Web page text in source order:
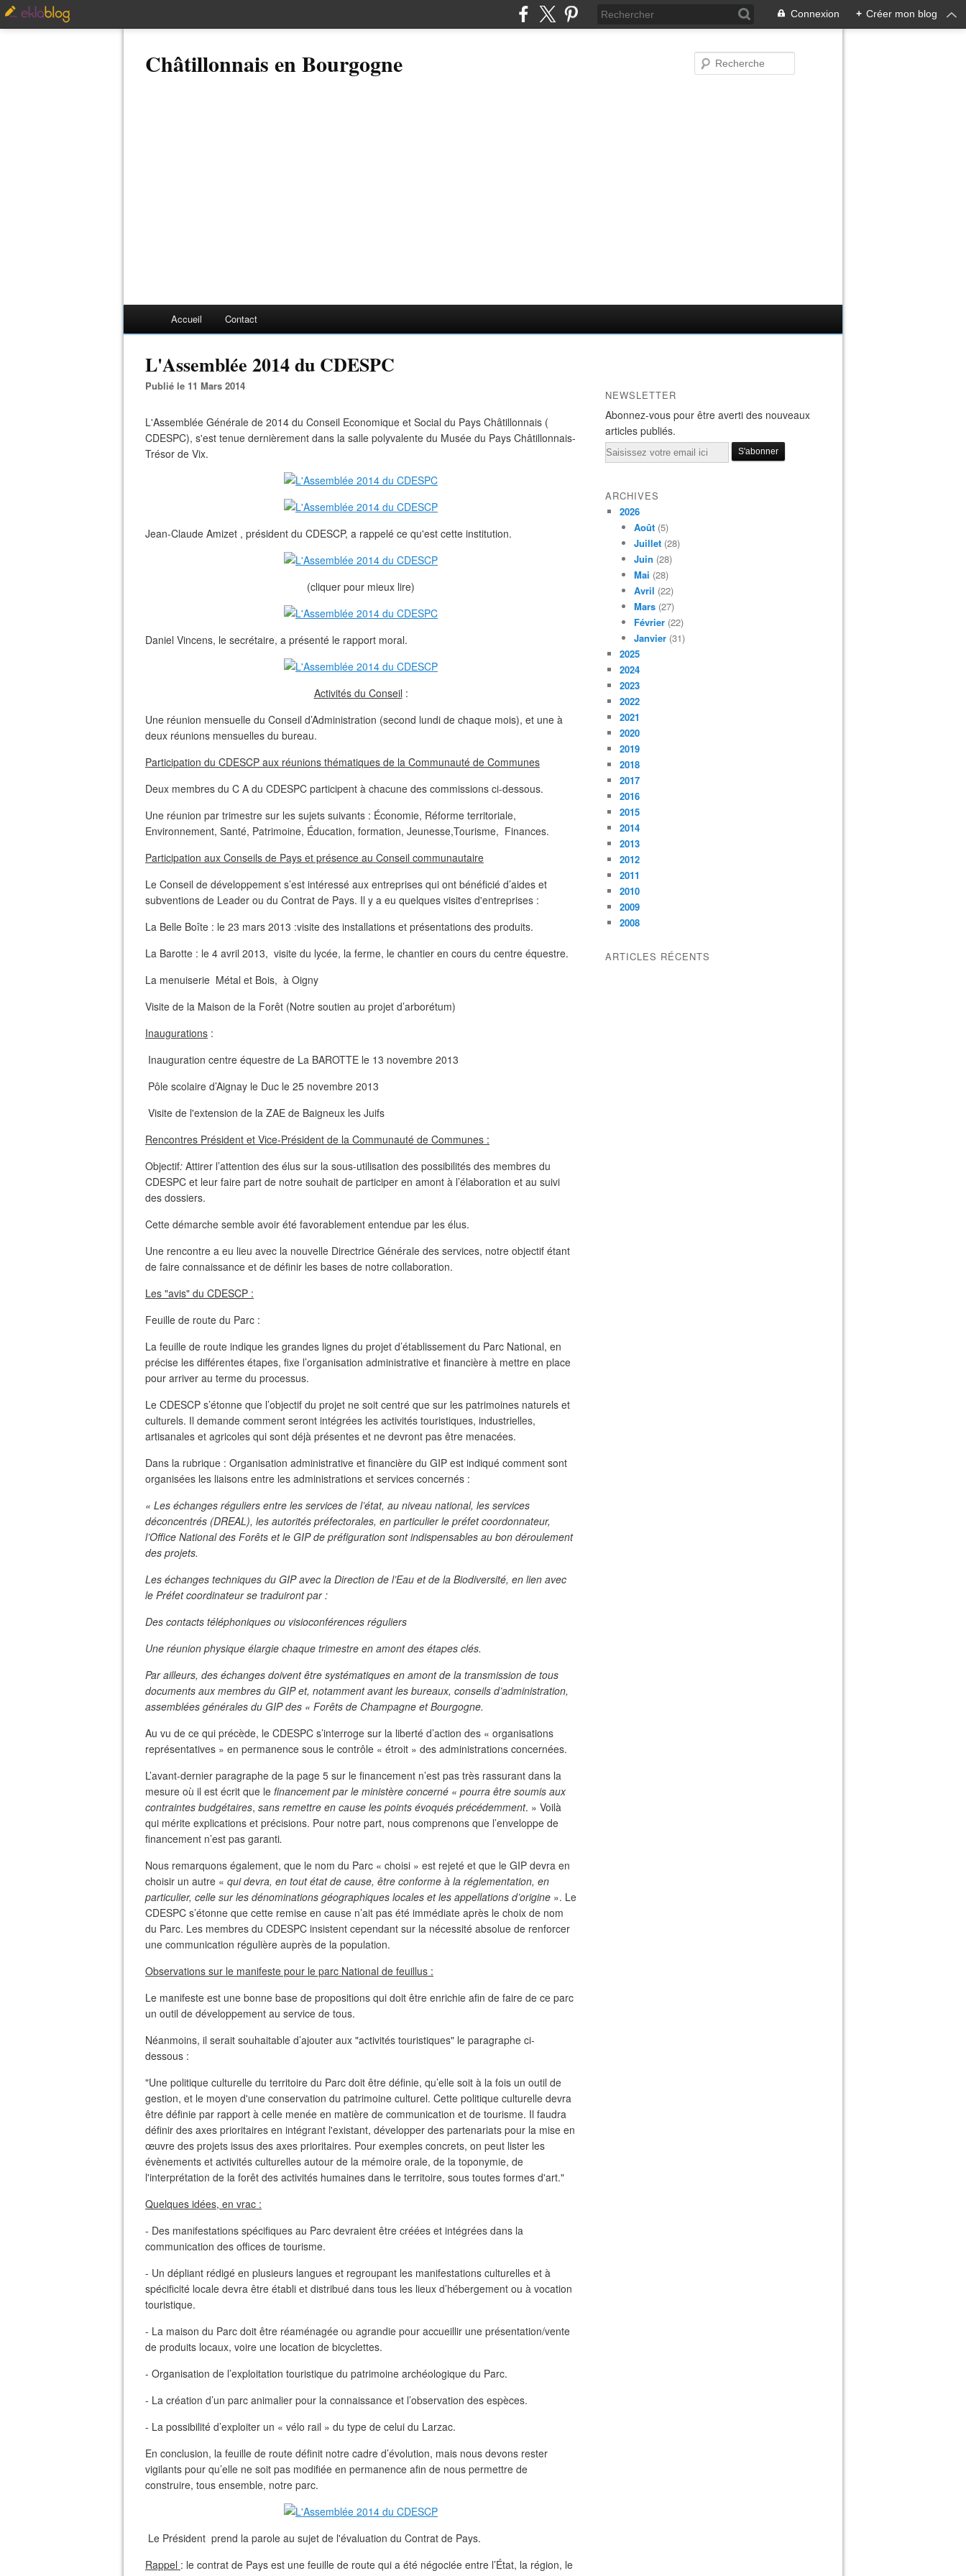
Connexion + Créer mon blog
Châtillonnais en Bourgogne
Accueil Contact
L'Assemblée 2014 du CDESPC
Publié le 11 Mars 2014
L'Assemblée Générale de 2014 du Conseil Economique et Social du Pays Châtillonnais (
CDESPC), s'est tenue dernièrement dans la salle polyvalente du Musée du Pays Châtillonnais-
Trésor de Vix.
Jean-Claude Amizet , président du CDESCP, a rappelé ce qu'est cette institution.
(cliquer pour mieux lire)
Daniel Vincens, le secrétaire, a présenté le rapport moral.
Activités du Conseil :
Une réunion mensuelle du Conseil d’Administration (second lundi de chaque mois), et une à
deux réunions mensuelles du bureau.
Participation du CDESCP aux réunions thématiques de la Communauté de Communes
Deux membres du C A du CDESPC participent à chacune des commissions ci-dessous.
Une réunion par trimestre sur les sujets suivants : Économie, Réforme territoriale,
Environnement, Santé, Patrimoine, Éducation, formation, Jeunesse,Tourisme, Finances.
Participation aux Conseils de Pays et présence au Conseil communautaire
Le Conseil de développement s’est intéressé aux entreprises qui ont bénéficié d’aides et
subventions de Leader ou du Contrat de Pays. Il y a eu quelques visites d'entreprises :
La Belle Boîte : le 23 mars 2013 :visite des installations et présentations des produits.
La Barotte : le 4 avril 2013, visite du lycée, la ferme, le chantier en cours du centre équestre.
La menuiserie Métal et Bois, à Oigny
Visite de la Maison de la Forêt (Notre soutien au projet d’arborétum)
Inaugurations :
Inauguration centre équestre de La BAROTTE le 13 novembre 2013
Pôle scolaire d’Aignay le Duc le 25 novembre 2013
Visite de l'extension de la ZAE de Baigneux les Juifs
Rencontres Président et Vice-Président de la Communauté de Communes :
Objectif: Attirer l’attention des élus sur la sous-utilisation des possibilités des membres du
CDESPC et leur faire part de notre souhait de participer en amont à l’élaboration et au suivi
des dossiers.
Cette démarche semble avoir été favorablement entendue par les élus.
Une rencontre a eu lieu avec la nouvelle Directrice Générale des services, notre objectif étant
de faire connaissance et de définir les bases de notre collaboration.
Les "avis" du CDESCP :
Feuille de route du Parc :
La feuille de route indique les grandes lignes du projet d’établissement du Parc National, en
précise les différentes étapes, fixe l’organisation administrative et financière à mettre en place
pour arriver au terme du processus.
Le CDESCP s’étonne que l’objectif du projet ne soit centré que sur les patrimoines naturels et
culturels. Il demande comment seront intégrées les activités touristiques, industrielles,
artisanales et agricoles qui sont déjà présentes et ne devront pas être menacées.
Dans la rubrique : Organisation administrative et financière du GIP est indiqué comment sont
organisées les liaisons entre les administrations et services concernés :
« Les échanges réguliers entre les services de l’état, au niveau national, les services
déconcentrés (DREAL), les autorités préfectorales, en particulier le préfet coordonnateur,
l’Office National des Forêts et le GIP de préfiguration sont indispensables au bon déroulement
des projets.
Les échanges techniques du GIP avec la Direction de l’Eau et de la Biodiversité, en lien avec
le Préfet coordinateur se traduiront par :
Des contacts téléphoniques ou visioconférences réguliers
Une réunion physique élargie chaque trimestre en amont des étapes clés.
Par ailleurs, des échanges doivent être systématiques en amont de la transmission de tous
documents aux membres du GIP et, notamment avant les bureaux, conseils d’administration,
assemblées générales du GIP des « Forêts de Champagne et Bourgogne.
Au vu de ce qui précède, le CDESPC s’interroge sur la liberté d’action des « organisations
représentatives » en permanence sous le contrôle « étroit » des administrations concernées.
L’avant-dernier paragraphe de la page 5 sur le financement n’est pas très rassurant dans la
mesure où il est écrit que le financement par le ministère concerné « pourra être soumis aux
contraintes budgétaires, sans remettre en cause les points évoqués précédemment. » Voilà
qui mérite explications et précisions. Pour notre part, nous comprenons que l’enveloppe de
financement n’est pas garanti.
Nous remarquons également, que le nom du Parc « choisi » est rejeté et que le GIP devra en
choisir un autre « qui devra, en tout état de cause, être conforme à la réglementation, en
particulier, celle sur les dénominations géographiques locales et les appellations d’origine ». Le
CDESPC s’étonne que cette remise en cause n’ait pas été immédiate après le choix de nom
du Parc. Les membres du CDESPC insistent cependant sur la nécessité absolue de renforcer
une communication régulière auprès de la population.
Observations sur le manifeste pour le parc National de feuillus :
Le manifeste est une bonne base de propositions qui doit être enrichie afin de faire de ce parc
un outil de développement au service de tous.
Néanmoins, il serait souhaitable d’ajouter aux "activités touristiques" le paragraphe ci-
dessous :
"Une politique culturelle du territoire du Parc doit être définie, qu’elle soit à la fois un outil de
gestion, et le moyen d'une conservation du patrimoine culturel. Cette politique culturelle devra
être définie par rapport à celle menée en matière de communication et de tourisme. Il faudra
définir des axes prioritaires en intégrant l'existant, développer des partenariats pour la mise en
œuvre des projets issus des axes prioritaires. Pour exemples concrets, on peut lister les
évènements et activités culturelles autour de la mémoire orale, de la toponymie, de
l'interprétation de la forêt des activités humaines dans le territoire, sous toutes formes d'art."
Quelques idées, en vrac :
- Des manifestations spécifiques au Parc devraient être créées et intégrées dans la
communication des offices de tourisme.
- Un dépliant rédigé en plusieurs langues et regroupant les manifestations culturelles et à
spécificité locale devra être établi et distribué dans tous les lieux d’hébergement ou à vocation
touristique.
- La maison du Parc doit être réaménagée ou agrandie pour accueillir une présentation/vente
de produits locaux, voire une location de bicyclettes.
- Organisation de l’exploitation touristique du patrimoine archéologique du Parc.
- La création d’un parc animalier pour la connaissance et l’observation des espèces.
- La possibilité d’exploiter un « vélo rail » du type de celui du Larzac.
En conclusion, la feuille de route définit notre cadre d’évolution, mais nous devons rester
vigilants pour qu’elle ne soit pas modifiée en permanence afin de nous permettre de
construire, tous ensemble, notre parc.
Le Président prend la parole au sujet de l'évaluation du Contrat de Pays.
Rappel : le contrat de Pays est une feuille de route qui a été négociée entre l’État, la région, le
NEWSLETTER
Abonnez-vous pour être averti des nouveaux
articles publiés.
Email
ARCHIVES
2026
Août (5)
Juillet (28)
Juin (28)
Mai (28)
Avril (22)
Mars (27)
Février (22)
Janvier (31)
2025
2024
2023
2022
2021
2020
2019
2018
2017
2016
2015
2014
2013
2012
2011
2010
2009
2008
ARTICLES RÉCENTS